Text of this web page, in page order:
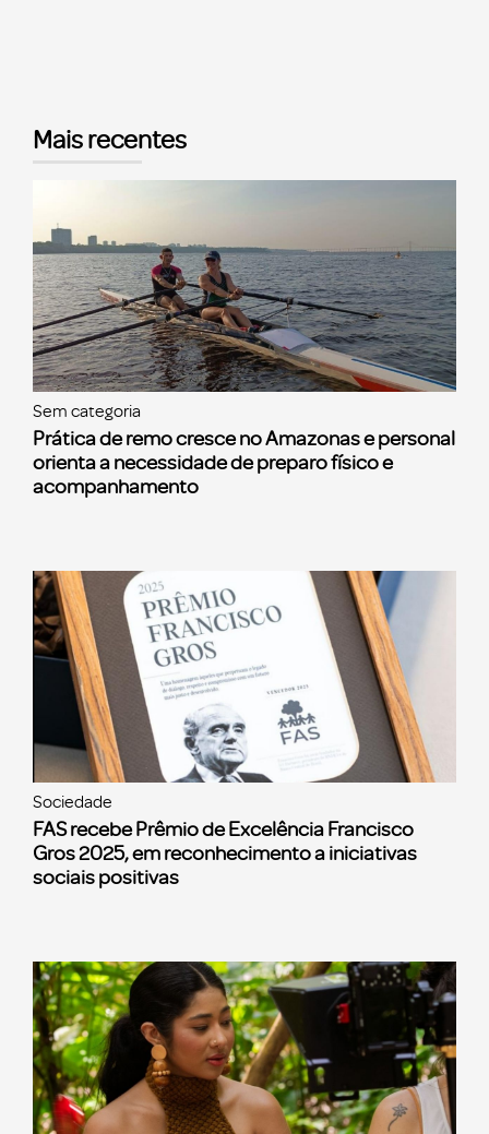
Mais recentes
Sem categoria
Prática de remo cresce no Amazonas e personal
orienta a necessidade de preparo físico e
acompanhamento
Sociedade
FAS recebe Prêmio de Excelência Francisco
Gros 2025, em reconhecimento a iniciativas
sociais positivas